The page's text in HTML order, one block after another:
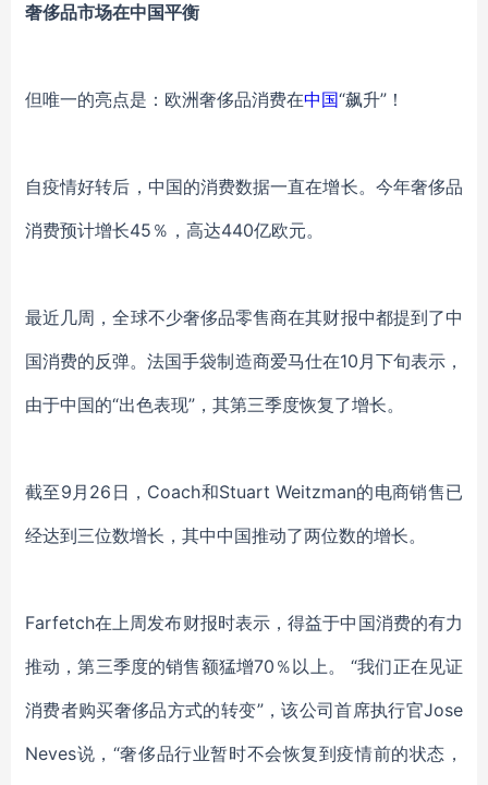
奢侈品市场在中国平衡
但唯一的亮点是：欧洲奢侈品消费在中国“飙升”！
自疫情好转后，中国的消费数据一直在增长。今年奢侈品
消费预计增长45％，高达440亿欧元。
最近几周，全球不少奢侈品零售商在其财报中都提到了中
国消费的反弹。法国手袋制造商爱马仕在10月下旬表示，
由于中国的“出色表现”，其第三季度恢复了增长。
截至9月26日，Coach和Stuart Weitzman的电商销售已
经达到三位数增长，其中中国推动了两位数的增长。
Farfetch在上周发布财报时表示，得益于中国消费的有力
推动，第三季度的销售额猛增70％以上。 “我们正在见证
消费者购买奢侈品方式的转变”，该公司首席执行官Jose
Neves说，“奢侈品行业暂时不会恢复到疫情前的状态，